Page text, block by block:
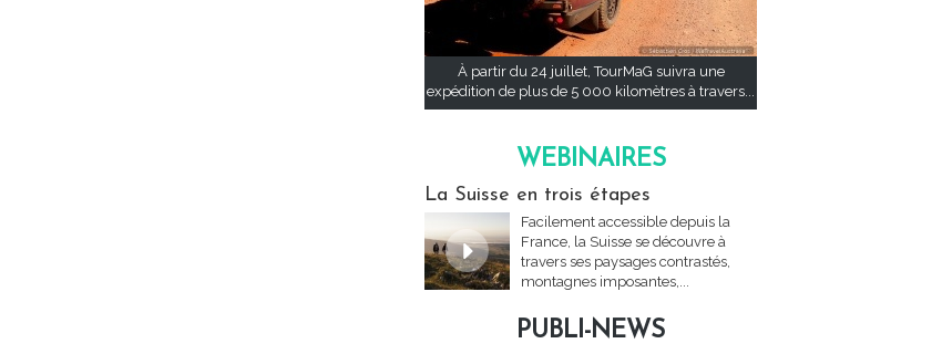
À partir du 24 juillet, TourMaG suivra une
expédition de plus de 5 000 kilomètres à travers...
WEBINAIRES
La Suisse en trois étapes
Facilement accessible depuis la
France, la Suisse se découvre à
travers ses paysages contrastés,
montagnes imposantes,...
PUBLI-NEWS